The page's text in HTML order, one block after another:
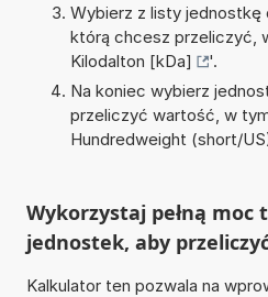
Wybierz z listy jednostkę
którą chcesz przeliczyć,
Kilodalton [kDa]
'.
Na koniec wybierz
przeliczyć wartość, w
Hundredweight (short/
Wykorzystaj pełną
jednostek, aby
Kalkulator ten pozwala na